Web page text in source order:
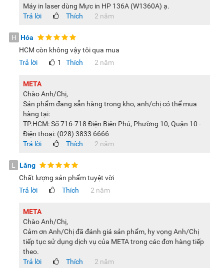
Máy in laser dùng Mực in HP 136A (W1360A) ạ.
Trả lời
Thích 2 năm
H Hóa
HCM còn không vậy tôi qua mua
Trả lời
Thích
1 2 năm
META
Chào Anh/Chị,
Sản phẩm đang sẵn hàng trong kho, anh/chị có thể mua
hàng tại:
TP.HCM: Số 716-718 Điện Biên Phủ, Phường 10, Quận 10 -
Điện thoại: (028) 3833 6666
Trả lời
Thích 2 năm
L
Lăng
Chất lượng sản phẩm tuyệt vời
Trả lời
Thích 2 năm
META
Chào Anh/Chị,
Cảm ơn Anh/Chị đã đánh giá sản phẩm, hy vọng Anh/Chị
tiếp tục sử dụng dịch vụ của META trong các đơn hàng tiếp
theo.
Trả lời
Thích 2 năm